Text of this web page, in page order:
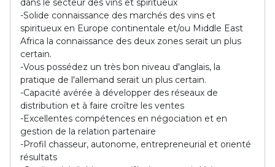
dans le secteur des vins et spiritueux
-Solide connaissance des marchés des vins et
spiritueux en Europe continentale et/ou Middle East
Africa la connaissance des deux zones serait un plus
certain.
-Vous possédez un très bon niveau d'anglais, la
pratique de l'allemand serait un plus certain.
-Capacité avérée à développer des réseaux de
distribution et à faire croître les ventes
-Excellentes compétences en négociation et en
gestion de la relation partenaire
-Profil chasseur, autonome, entrepreneurial et orienté
résultats